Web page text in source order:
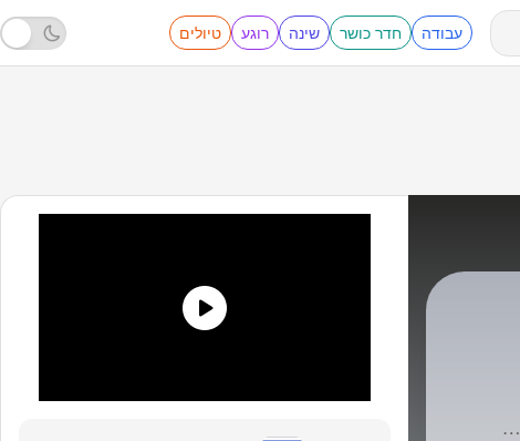
עבודה חדר כושר שינה רוגע טיולים
pemptousia.fm